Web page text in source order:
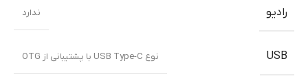
رادیو ندارد
USB نوع USB Type-C با پشتیبانی از OTG